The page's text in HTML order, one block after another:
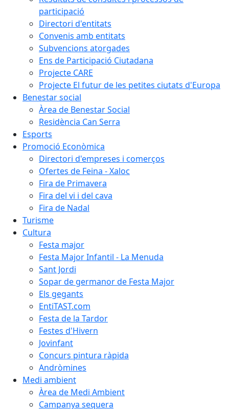
participació
Directori d'entitats
Convenis amb entitats
Subvencions atorgades
Ens de Participació Ciutadana
Projecte CARE
Projecte El futur de les petites ciutats d'Europa
Benestar social
Àrea de Benestar Social
Residència Can Serra
Esports
Promoció Econòmica
Directori d'empreses i comerços
Ofertes de Feina - Xaloc
Fira de Primavera
Fira del vi i del cava
Fira de Nadal
Turisme
Cultura
Festa major
Festa Major Infantil - La Menuda
Sant Jordi
Sopar de germanor de Festa Major
Els gegants
EntiTAST.com
Festa de la Tardor
Festes d'Hivern
Jovinfant
Concurs pintura ràpida
Andròmines
Medi ambient
Àrea de Medi Ambient
Campanya sequera